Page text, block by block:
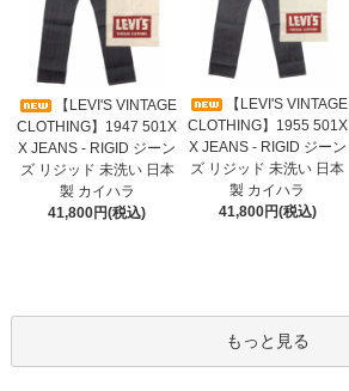
【LEVI'S VINTAGE
CLOTHING】1947 501X
X JEANS - RIGID ジーン
ズ リジッド 未洗い 日本
製 カイハラ
41,800円(税込)
【LEVI'S VINTAGE
CLOTHING】1955 501X
X JEANS - RIGID ジーン
ズ リジッド 未洗い 日本
製 カイハラ
41,800円(税込)
もっと見る